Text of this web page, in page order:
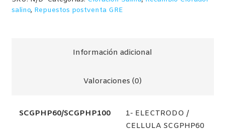
(GRE)
salino, Repuestos postventa GRE
Información adicional
Valoraciones (0)
SCGPHP60/SCGPHP100
1- ELECTRODO /
CELLULA SCGPHP60